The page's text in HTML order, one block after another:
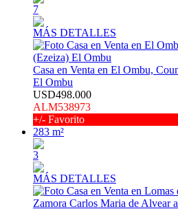
7
MÁS DETALLES
Casa en Venta en El Ombu,
El Ombu
USD498.000
ALM538973
+/- Favorito
283 m²
3
MÁS DETALLES